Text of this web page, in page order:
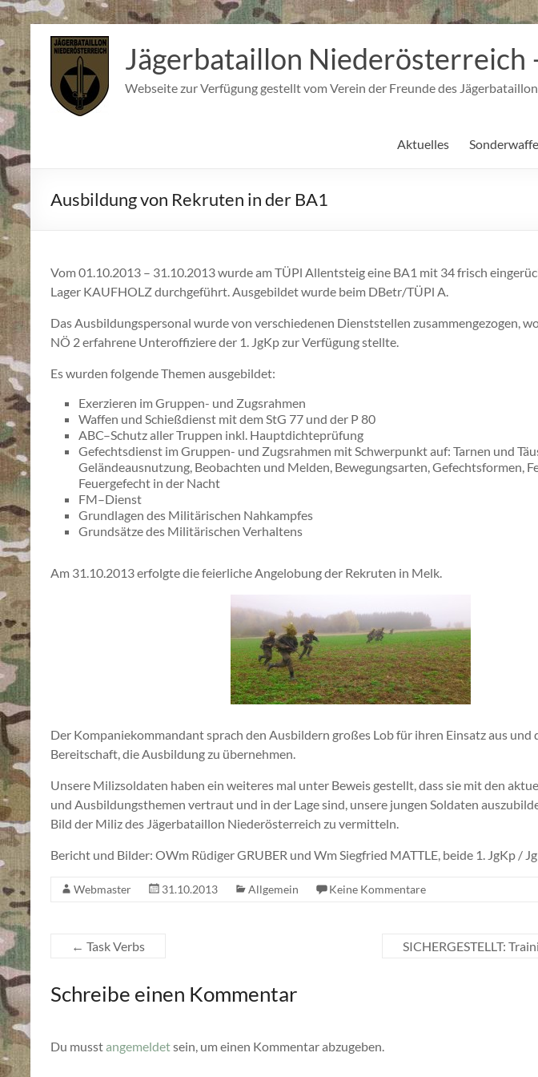
Inhalt
springen
Jägerbataillon Niederösterreich
Webseite zur Verfügung gestellt vom Verein der Freunde des
Aktuelles
Ausbildung von Rekruten in der BA1
Vom 01.10.2013 – 31.10.2013 wurde am TÜPl Allentsteig eine BA1 mit 34 frisch
Lager KAUFHOLZ durchgeführt. Ausgebildet wurde beim DBetr/TÜPl A.
Das Ausbildungspersonal wurde von verschiedenen Dienststellen zusammengezogen,
NÖ 2 erfahrene Unteroffiziere der 1. JgKp zur Verfügung stellte.
Es wurden folgende Themen ausgebildet:
Exerzieren im Gruppen- und Zugsrahmen
Waffen und Schießdienst mit dem StG 77 und der P 80
ABC–Schutz aller Truppen inkl. Hauptdichteprüfung
Gefechtsdienst im Gruppen- und Zugsrahmen mit Schwerpunkt auf: Tarnen und
Geländeausnutzung, Beobachten und Melden, Bewegungsarten, Gefechtsformen,
Feuergefecht in der Nacht
FM–Dienst
Grundlagen des Militärischen Nahkampfes
Grundsätze des Militärischen Verhaltens
Am 31.10.2013 erfolgte die feierliche Angelobung der Rekruten in Melk.
Der Kompaniekommandant sprach den Ausbildern großes Lob für ihren Einsatz aus und
Bereitschaft, die Ausbildung zu übernehmen.
Unsere Milizsoldaten haben ein weiteres mal unter Beweis gestellt, dass sie mit den
und Ausbildungsthemen vertraut und in der Lage sind, unsere jungen Soldaten
Bild der Miliz des Jägerbataillon Niederösterreich zu vermitteln.
Bericht und Bilder: OWm Rüdiger GRUBER und Wm Siegfried MATTLE, beide 1. JgKp /
Webmaster 31.10.2013 Allgemein Keine Kommentare
← Task Verbs SICHERGESTELLT:
Schreibe einen Kommentar
Du musstangemeldetsein, um einen Kommentar abzugeben.